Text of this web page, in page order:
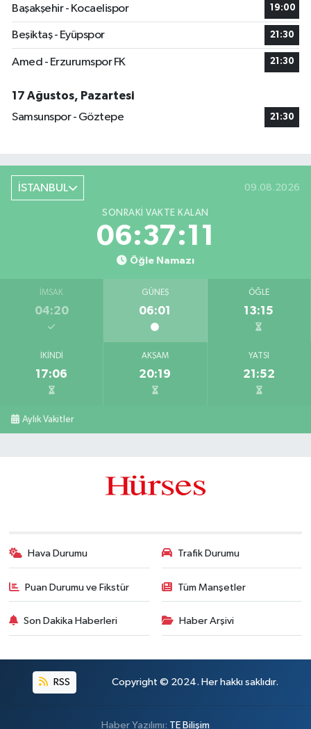
Başakşehir - Kocaelispor
19:00
Beşiktaş - Eyüpspor 21:30
Amed - Erzurumspor FK 21:30
17 Ağustos, Pazartesi
Samsunspor - Göztepe
21:30
İSTANBUL 09.08.2026
SONRAKI VAKTE KALAN
06:37:10
Öğle Namazı
İMSAK
04:20
GÜNEŞ
06:01
ÖĞLE
13:15
İKINDI
17:06
AKŞAM
20:19
YATSI
21:52
Aylık Vakitler
Hava Durumu Trafik Durumu
Puan Durumu ve Fikstür Tüm Manşetler
Son Dakika Haberleri Haber Arşivi
RSS Copyright © 2024. Her hakkı saklıdır.
Haber Yazılımı: TE Bilişim